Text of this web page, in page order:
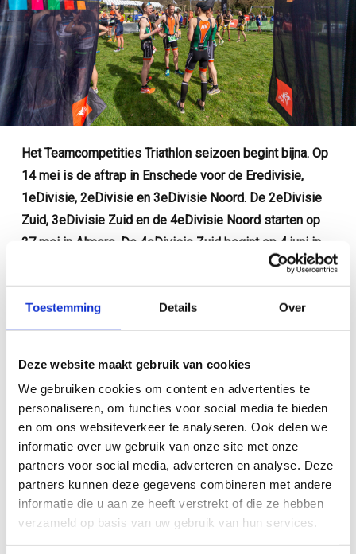
Toestemming Details Over
Deze website maakt gebruik van cookies
We gebruiken cookies om content en advertenties te
personaliseren, om functies voor social media te bieden
en om ons websiteverkeer te analyseren. Ook delen we
informatie over uw gebruik van onze site met onze
partners voor social media, adverteren en analyse. Deze
partners kunnen deze gegevens combineren met andere
informatie die u aan ze heeft verstrekt of die ze hebben
verzameld op basis van uw gebruik van hun services.
Het Teamcompetities Triathlon seizoen begint bijna. Op
14 mei is de aftrap in Enschede voor de Eredivisie,
1eDivisie, 2eDivisie en 3eDivisie Noord. De 2eDivisie
Zuid, 3eDivisie Zuid en de 4eDivisie Noord starten op
27 mei in Almere. De 4eDivisie Zuid begint op 4 juni in
speciaal voor alle teamcaptains maar ook overige
geïnteresseerden zijn van harte uitgenodigd om deel te
nemen. We kijken met de captains vooruit naar het
nieuwe seizoen, delen ontwikkelingen en informeren
iedereen over praktische zaken. Vervolgens kunnen
captains deze informatie verder verspreiden binnen hun
team / vereniging.
We starten om 20.00 uur. Hieronder vind je de link naar